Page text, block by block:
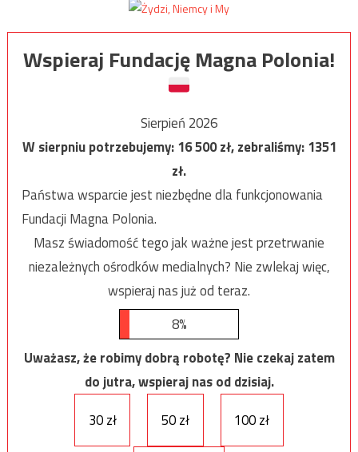
Wspieraj Fundację Magna Polonia!
Sierpień 2026
W sierpniu potrzebujemy:16 500zł, zebraliśmy:1351
zł.
Państwa wsparcie jest niezbędne dla funkcjonowania
Fundacji Magna Polonia.
Masz świadomość tego jak ważne jest przetrwanie
niezależnych ośrodków medialnych? Nie zwlekaj więc,
wspieraj nas już od teraz.
8%
Uważasz, że robimy dobrą robotę? Nie czekaj zatem
do jutra, wspieraj nas od dzisiaj.
30 zł
50 zł 100 zł